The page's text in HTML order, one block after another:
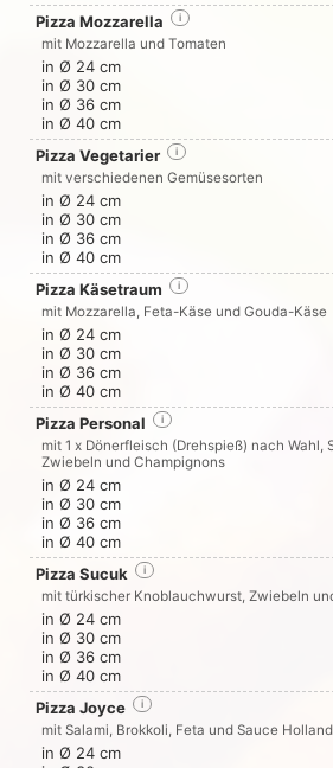
Pizza Mozzarella
i
mit Mozzarella und Tomaten
in Ø 24 cm
in Ø 30 cm
in Ø 36 cm
in Ø 40 cm
Pizza Vegetarier
i
mit verschiedenen Gemüsesorten
in Ø 24 cm
in Ø 30 cm
in Ø 36 cm
in Ø 40 cm
Pizza Käsetraum
i
mit Mozzarella, Feta-Käse und Gouda-Käse
in Ø 24 cm
in Ø 30 cm
in Ø 36 cm
in Ø 40 cm
Pizza Personal
i
mit 1 x Dönerfleisch (Drehspieß) nach Wahl,
Zwiebeln und Champignons
in Ø 24 cm
in Ø 30 cm
in Ø 36 cm
in Ø 40 cm
Pizza Sucuk
i
mit türkischer Knoblauchwurst, Zwiebeln
in Ø 24 cm
in Ø 30 cm
in Ø 36 cm
in Ø 40 cm
Pizza Joyce
i
mit Salami, Brokkoli, Feta und Sauce
in Ø 24 cm